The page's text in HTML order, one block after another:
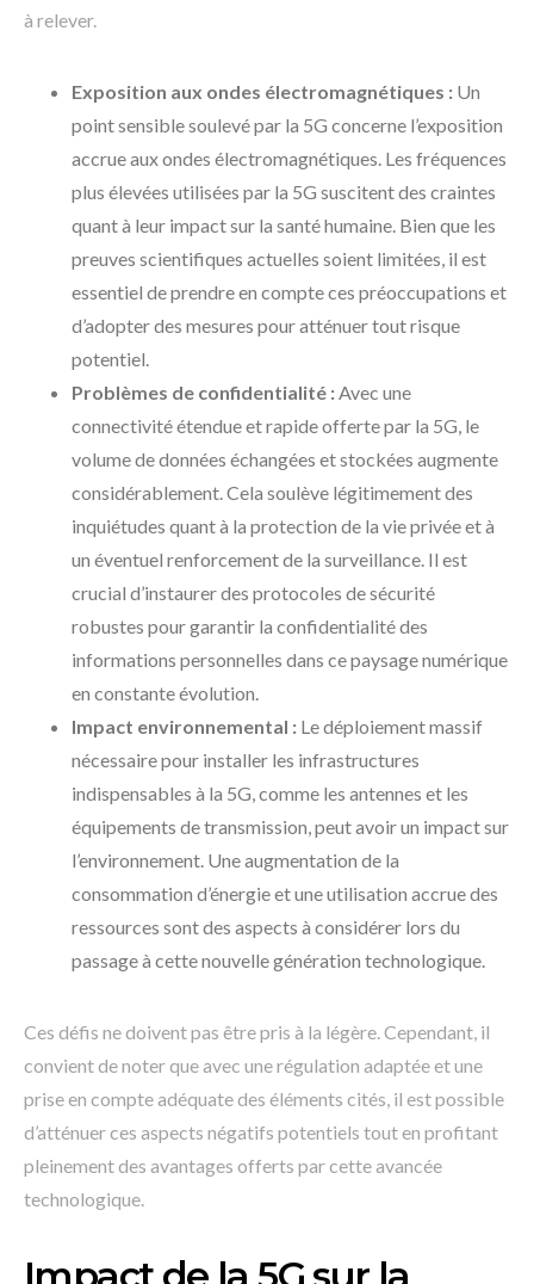
à relever.
Exposition aux ondes électromagnétiques : Un
point sensible soulevé par la 5G concerne l’exposition
accrue aux ondes électromagnétiques. Les fréquences
plus élevées utilisées par la 5G suscitent des craintes
quant à leur impact sur la santé humaine. Bien que les
preuves scientifiques actuelles soient limitées, il est
essentiel de prendre en compte ces préoccupations et
d’adopter des mesures pour atténuer tout risque
potentiel.
Problèmes de confidentialité :Avec une
connectivité étendue et rapide offerte par la 5G, le
volume de données échangées et stockées augmente
considérablement. Cela soulève légitimement des
inquiétudes quant à la protection de la vie privée et à
un éventuel renforcement de la surveillance. Il est
crucial d’instaurer des protocoles de sécurité
robustes pour garantir la confidentialité des
informations personnelles dans ce paysage numérique
en constante évolution.
Impact environnemental : Le déploiement massif
nécessaire pour installer les infrastructures
indispensables à la 5G, comme les antennes et les
équipements de transmission, peut avoir un impact sur
l’environnement. Une augmentation de la
consommation d’énergie et une utilisation accrue des
ressources sont des aspects à considérer lors du
passage à cette nouvelle génération technologique.
Ces défis ne doivent pas être pris à la légère. Cependant, il
convient de noter que avec une régulation adaptée et une
prise en compte adéquate des éléments cités, il est possible
d’atténuer ces aspects négatifs potentiels tout en profitant
pleinement des avantages offerts par cette avancée
technologique.